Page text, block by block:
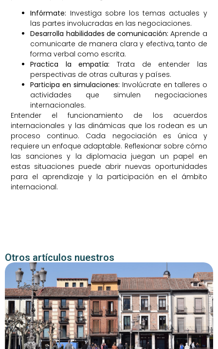
Infórmate: Investiga sobre los temas actuales y
las partes involucradas en las negociaciones.
Desarrolla habilidades de comunicación: Aprende a
comunicarte de manera clara y efectiva, tanto de
forma verbal como escrita.
Practica la empatía: Trata de entender las
perspectivas de otras culturas y países.
Participa en simulaciones: Involúcrate en talleres o
actividades que simulen negociaciones
internacionales.
Entender el funcionamiento de los acuerdos
internacionales y las dinámicas que los rodean es un
proceso continuo. Cada negociación es única y
requiere un enfoque adaptable. Reflexionar sobre cómo
las sanciones y la diplomacia juegan un papel en
estas situaciones puede abrir nuevas oportunidades
para el aprendizaje y la participación en el ámbito
internacional.
Otros artículos nuestros